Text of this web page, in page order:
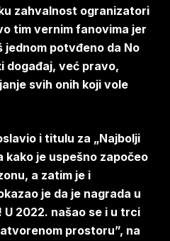
zahvalnost ogranizatori
tim vernim fanovima jer
jednom potvđeno da No
događaj, već pravo,
svih onih koji vole
i titulu za „Najbolji
kako je uspešno započeo
a zatim je i
je da je nagrada u
2022. našao se i u trci
prostoru”, na